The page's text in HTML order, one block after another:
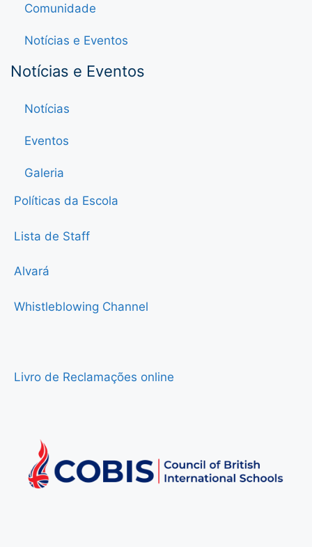
Comunidade
Notícias e Eventos
Notícias e Eventos
Notícias
Eventos
Galeria
Políticas da Escola
Lista de Staff
Alvará
Whistleblowing Channel
Livro de Reclamações online